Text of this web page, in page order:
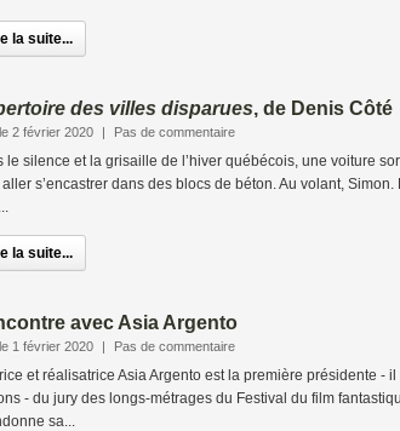
la suite...
des villes disparues, de Denis Côté
2 février 2020 | Pas de commentaire
le silence et la grisaille de l’hiver québécois, une voiture
s’encastrer dans des blocs de béton. Au volant,
la suite...
avec Asia Argento
1 février 2020 | Pas de commentaire
et réalisatrice Asia Argento est la première présidente -
- du jury des longs-métrages du Festival du film
sa...